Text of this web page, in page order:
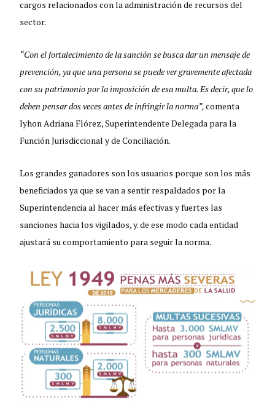
cargos relacionados con la administración de recursos del
sector.
“Con el fortalecimiento de la sanción se busca dar un mensaje de
prevención, ya que una persona se puede ver gravemente afectada
con su patrimonio por la imposición de esa multa. Es decir, que lo
deben pensar dos veces antes de infringir la norma”,comenta
Iyhon Adriana Flórez, Superintendente Delegada para la
Función Jurisdiccional y de Conciliación.
Los grandes ganadores son los usuarios porque son los más
beneficiados ya que se van a sentir respaldados por la
Superintendencia al hacer más efectivas y fuertes las
sanciones hacia los vigilados, y. de ese modo cada entidad
ajustará su comportamiento para seguir la norma.